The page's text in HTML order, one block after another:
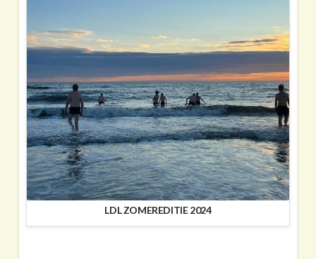
LDL ZOMEREDITIE 2024